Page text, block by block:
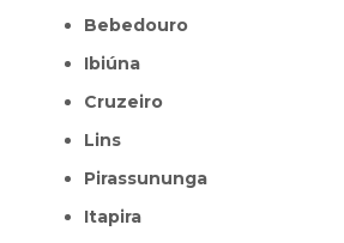
Bebedouro
Ibiúna
Cruzeiro
Lins
Pirassununga
Itapira